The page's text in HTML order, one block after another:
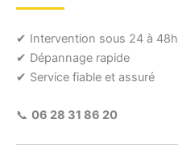
✔ Intervention sous 24 à 48h
✔ Dépannage rapide
✔ Service fiable et assuré
📞 06 28 31 86 20